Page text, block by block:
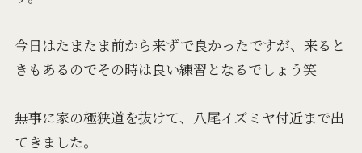
今日はたまたま前から来ずで良かったですが、来ると
きもあるのでその時は良い練習となるでしょう笑
無事に家の極狭道を抜けて、八尾イズミヤ付近まで出
てきました。